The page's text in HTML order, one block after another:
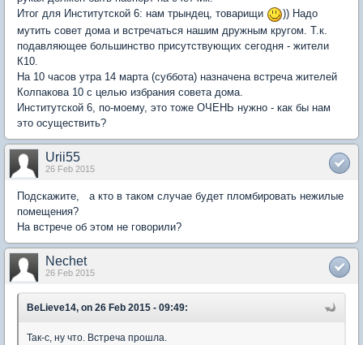
Итог для Институтской 6: нам трындец, товарищи
)) Надо
мутить совет дома и встречаться нашим дружным кругом. Т.к.
подавляющее большинство присутствующих сегодня - жители
К10.
На 10 часов утра 14 марта (суббота) назначена встреча жителей
Колпакова 10 с целью избрания совета дома.
Институтской 6, по-моему, это тоже ОЧЕНЬ нужно - как бы нам
это осуществить?
Urii55
26 Feb 2015
Подскажите, а кто в таком случае будет пломбировать нежилые
помещения?
На встрече об этом не говорили?
Nechet
26 Feb 2015
BeLieve14, on 26 Feb 2015 - 09:49:
Так-с, ну что. Встреча прошла.